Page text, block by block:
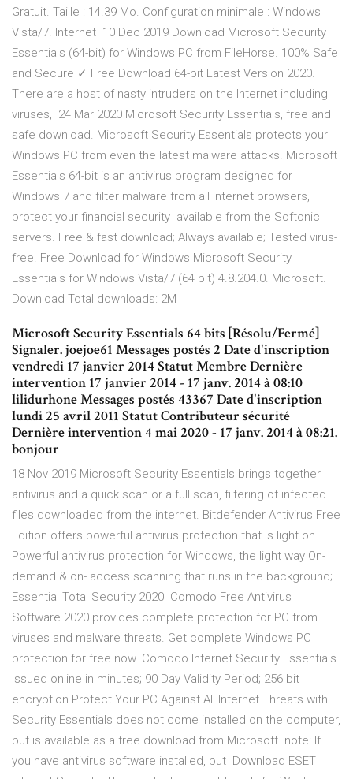
Gratuit. Taille : 14.39 Mo. Configuration minimale : Windows
Vista/7. Internet 10 Dec 2019 Download Microsoft Security
Essentials (64-bit) for Windows PC from FileHorse. 100% Safe
and Secure ✓ Free Download 64-bit Latest Version 2020.
There are a host of nasty intruders on the Internet including
viruses, 24 Mar 2020 Microsoft Security Essentials, free and
safe download. Microsoft Security Essentials protects your
Windows PC from even the latest malware attacks. Microsoft
Essentials 64-bit is an antivirus program designed for
Windows 7 and filter malware from all internet browsers,
protect your financial security available from the Softonic
servers. Free & fast download; Always available; Tested virus-
free. Free Download for Windows Microsoft Security
Essentials for Windows Vista/7 (64 bit) 4.8.204.0. Microsoft.
Download Total downloads: 2M
Microsoft Security Essentials 64 bits [Résolu/Fermé]
Signaler. joejoe61 Messages postés 2 Date d'inscription
vendredi 17 janvier 2014 Statut Membre Dernière
intervention 17 janvier 2014 - 17 janv. 2014 à 08:10
lilidurhone Messages postés 43367 Date d'inscription
lundi 25 avril 2011 Statut Contributeur sécurité
Dernière intervention 4 mai 2020 - 17 janv. 2014 à 08:21.
bonjour
18 Nov 2019 Microsoft Security Essentials brings together
antivirus and a quick scan or a full scan, filtering of infected
files downloaded from the internet. Bitdefender Antivirus Free
Edition offers powerful antivirus protection that is light on
Powerful antivirus protection for Windows, the light way On-
demand & on- access scanning that runs in the background;
Essential Total Security 2020 Comodo Free Antivirus
Software 2020 provides complete protection for PC from
viruses and malware threats. Get complete Windows PC
protection for free now. Comodo Internet Security Essentials
Issued online in minutes; 90 Day Validity Period; 256 bit
encryption Protect Your PC Against All Internet Threats with
Security Essentials does not come installed on the computer,
but is available as a free download from Microsoft. note: If
you have antivirus software installed, but Download ESET